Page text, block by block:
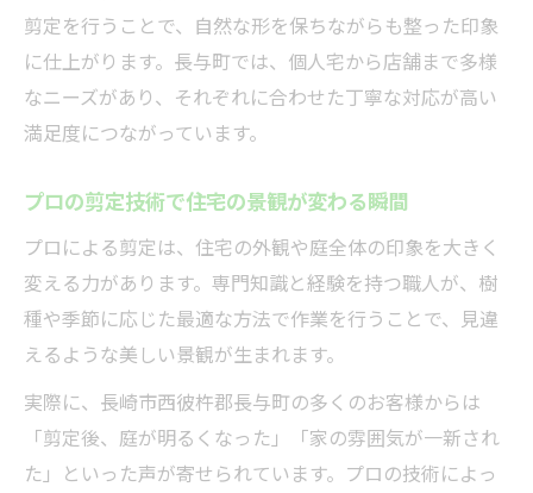
丁寧な剪定作業が信頼につながる理由解説
剪定を行うことで、自然な形を保ちながらも整った印象
に仕上がります。長与町では、個人宅から店舗まで多様
なニーズがあり、それぞれに合わせた丁寧な対応が高い
満足度につながっています。
プロの剪定技術で住宅の景観が変わる瞬間
プロによる剪定は、住宅の外観や庭全体の印象を大きく
変える力があります。専門知識と経験を持つ職人が、樹
種や季節に応じた最適な方法で作業を行うことで、見違
えるような美しい景観が生まれます。
実際に、長崎市西彼杵郡長与町の多くのお客様からは
「剪定後、庭が明るくなった」「家の雰囲気が一新され
た」といった声が寄せられています。プロの技術によっ